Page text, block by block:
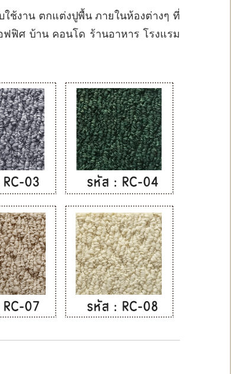
ช้งาน ตกแต่งปูพื้น ภายในห้องต่างๆ ที่
ฟิศ บ้าน คอนโด ร้านอาหาร โรงแรม